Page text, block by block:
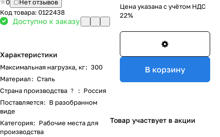
0
Нет отзывов
Код товара: 0122438
Доступно к заказу
Характеристики
Максимальная нагрузка, кг: 300
Материал: Сталь
Страна производства ? : Россия
Поставляется: В разобранном
виде
Категория: Рабочие места для
производства
Цена указана с учётом НДС
22%
В корзину
Товар участвует в акции